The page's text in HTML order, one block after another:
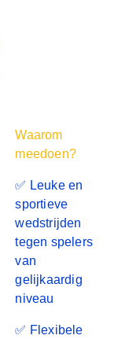
Waarom
meedoen?
✅ Leuke en
sportieve
wedstrijden
tegen spelers
van
gelijkaardig
niveau
✅ Flexibele